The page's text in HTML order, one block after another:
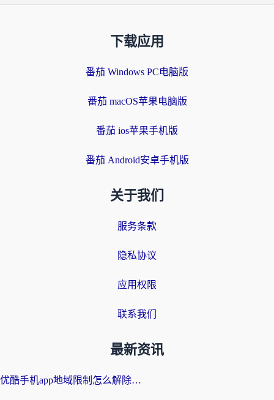
下载应用
番茄 Windows PC电脑版
番茄 macOS苹果电脑版
番茄 ios苹果手机版
番茄 Android安卓手机版
关于我们
服务条款
隐私协议
应用权限
联系我们
最新资讯
优酷手机app地域限制怎么解除？海外党亲测有效的追剧方案